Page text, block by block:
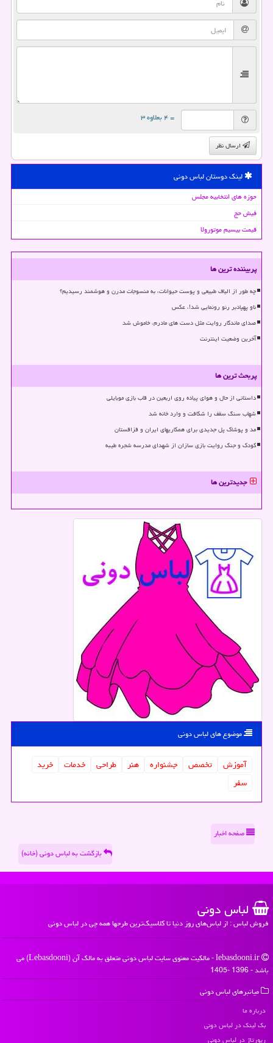
= ۴ بعلاوه ۳
ارسال نظر
لینک دوستان لباس دونی
حوزه های انتخابیه مجلس
فیش حج
قیمت بیسیم موتورولا
پربیننده ترین ها
چه طور از الیاف طبیعی و پوست حیوانات، به منسوجات مدرن و هوشمند رسیدیم؟
ناو پهپادبر رنو رونمایی شد!، عکس
صدای ماندگار روایت مثل دست های مادرم، خاموش شد
آخرین وضعیت اینترنت
پربحث ترین ها
داستانی از حال و هوای پیاده روی اربعین در قاب بازی موبایلی
شهاب سنگ سقف را شکافت و وارد خانه شد
مد و پوشاک پل جدیدی برای همکاریهای ایران و قزاقستان
کودک و جنگ روایت بازی سازان از شهدای مدرسه شجره طیبه
جدیدترین ها
موضوع های لباس دونی
آموزش تخصص جشنواره هنر طراحی خدمات
خرید
سفر
صفحه اخبار
بازگشت به لباس دونی (خانه)
لباس دونی
فروش لباس : از لباس‌های روز دنیا تا کلاسیک‌ترین طرحها همه چی در لباس دونی
lebasdooni.ir - مالکیت معنوی سایت لباس دونی متعلق به مالک آن (Lebasdooni) می
باشد - 1396 -1405
میانبرهای لباس دونی
درباره ما
بک لینک در لباس دونی
رپورتاژ در لباس دونی